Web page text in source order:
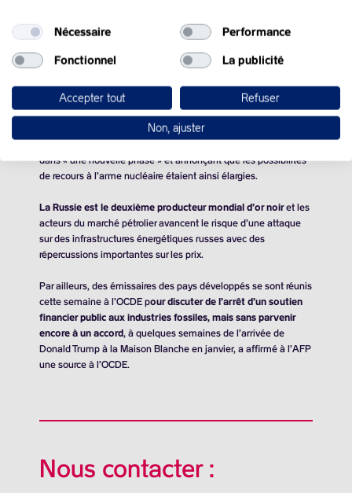
hausse surprise des stocks aux Etats-Unis, l’attention des
investisseurs étant de nouveau portée sur les dynamiques
d’offre et de demande après l’aggravation des tensions entre
La Russie a promis mardi une réponse « appropriée » à
l’attaque sur son territoire menée par l’Ukraine avec des
dans « une nouvelle phase » et annonçant que les possibilités
de recours à l’arme nucléaire étaient ainsi élargies.
La Russie est le deuxième producteur mondial d’or noiret les
acteurs du marché pétrolier avancent le risque d’une attaque
sur des infrastructures énergétiques russes avec des
répercussions importantes sur les prix.
Par ailleurs, des émissaires des pays développés se sont réunis
cette semaine à l’OCDE pour discuter de l’arrêt d’un soutien
financier public aux industries fossiles, mais sans parvenir
encore à un accord, à quelques semaines de l’arrivée de
Donald Trump à la Maison Blanche en janvier, a affirmé à l’AFP
une source à l’OCDE.
Nous contacter :
Nécessaire Performance
Fonctionnel La publicité
Accepter tout Refuser
Non, ajuster